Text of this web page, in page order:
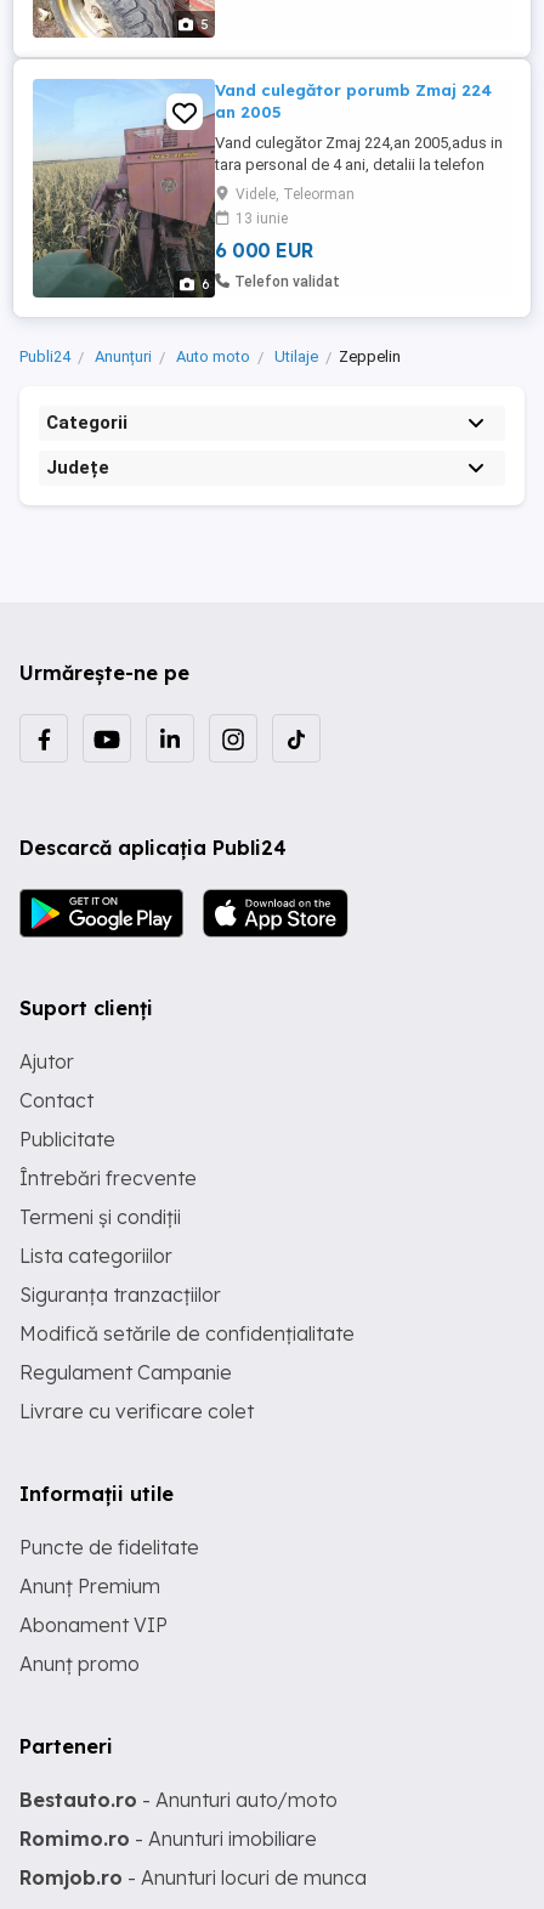
5
6
Vand culegător porumb Zmaj 224
an 2005
Vand culegător Zmaj 224,an 2005,adus in
tara personal de 4 ani, detalii la telefon
Videle, Teleorman
13 iunie
6 000 EUR
Telefon validat
Publi24 Anunțuri Auto moto Utilaje Zeppelin
Categorii
Județe
Urmărește-ne pe
Descarcă aplicația Publi24
Suport clienți
Ajutor
Contact
Publicitate
Întrebări frecvente
Termeni și condiții
Lista categoriilor
Siguranța tranzacțiilor
Modifică setările de confidențialitate
Regulament Campanie
Livrare cu verificare colet
Informații utile
Puncte de fidelitate
Anunț Premium
Abonament VIP
Anunț promo
Parteneri
Bestauto.ro - Anunturi auto/moto
Romimo.ro - Anunturi imobiliare
Romjob.ro - Anunturi locuri de munca